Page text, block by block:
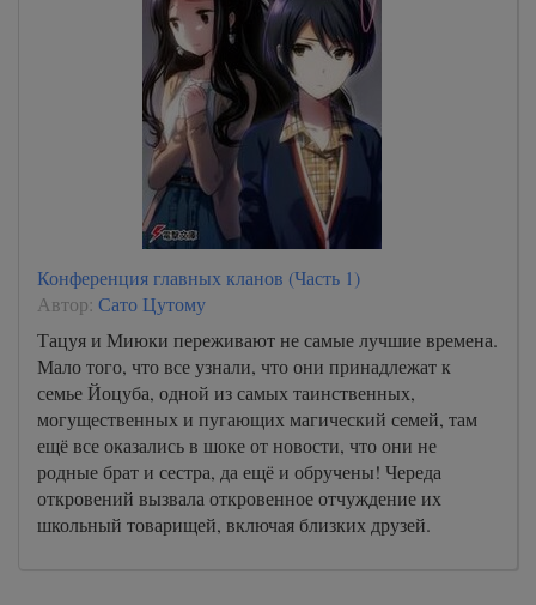
Конференция главных кланов (Часть 1)
Автор: Сато Цутому
Тацуя и Миюки переживают не самые лучшие времена.
Мало того, что все узнали, что они принадлежат к
семье Йоцуба, одной из самых таинственных,
могущественных и пугающих магический семей, там
ещё все оказались в шоке от новости, что они не
родные брат и сестра, да ещё и обручены! Череда
откровений вызвала откровенное отчуждение их
школьный товарищей, включая близких друзей.